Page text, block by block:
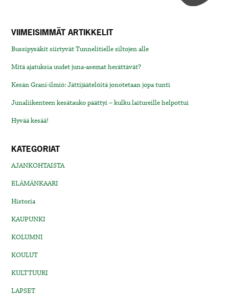
VIIMEISIMMÄT ARTIKKELIT
Bussipysäkit siirtyvät Tunnelitielle siltojen alle
Mitä ajatuksia uudet juna-asemat herättävät?
Kesän Grani-ilmiö: Jättijäätelöitä jonotetaan jopa tunti
Junaliikenteen kesätauko päättyi – kulku laitureille helpottui
Hyvää kesää!
KATEGORIAT
AJANKOHTAISTA
ELÄMÄNKAARI
Historia
KAUPUNKI
KOLUMNI
KOULUT
KULTTUURI
LAPSET